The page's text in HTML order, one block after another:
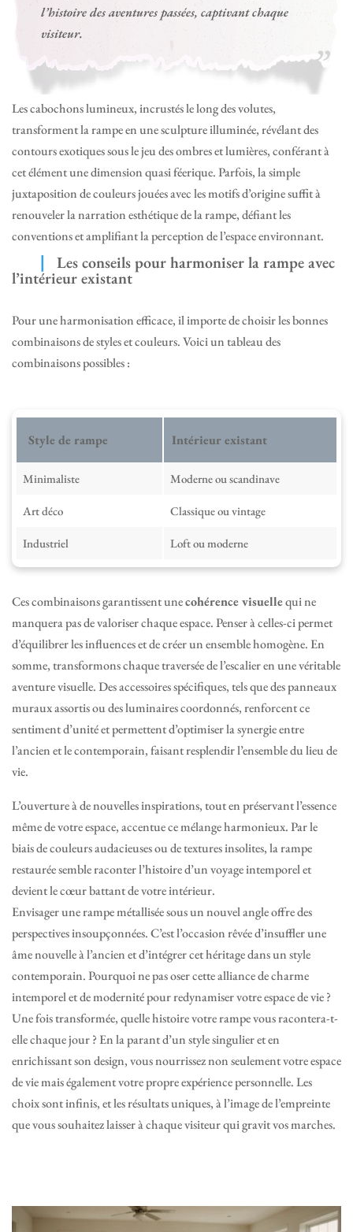
l’histoire des aventures passées, captivant chaque
visiteur.
Les cabochons lumineux, incrustés le long des volutes,
transforment la rampe en une sculpture illuminée, révélant des
contours exotiques sous le jeu des ombres et lumières, conférant à
cet élément une dimension quasi féerique. Parfois, la simple
juxtaposition de couleurs jouées avec les motifs d’origine suffit à
renouveler la narration esthétique de la rampe, défiant les
conventions et amplifiant la perception de l’espace environnant.
Les conseils pour harmoniser la rampe avec
l’intérieur existant
Pour une harmonisation efficace, il importe de choisir les bonnes
combinaisons de styles et couleurs. Voici un tableau des
combinaisons possibles :
Style de rampe Intérieur existant
Minimaliste Moderne ou scandinave
Art déco Classique ou vintage
Industriel Loft ou moderne
Ces combinaisons garantissent unecohérence visuellequi ne
manquera pas de valoriser chaque espace. Penser à celles-ci permet
d’équilibrer les influences et de créer un ensemble homogène. En
somme, transformons chaque traversée de l’escalier en une véritable
aventure visuelle. Des accessoires spécifiques, tels que des panneaux
muraux assortis ou des luminaires coordonnés, renforcent ce
sentiment d’unité et permettent d’optimiser la synergie entre
l’ancien et le contemporain, faisant resplendir l’ensemble du lieu de
vie.
L’ouverture à de nouvelles inspirations, tout en préservant l’essence
même de votre espace, accentue ce mélange harmonieux. Par le
biais de couleurs audacieuses ou de textures insolites, la rampe
restaurée semble raconter l’histoire d’un voyage intemporel et
devient le cœur battant de votre intérieur.
Envisager une rampe métallisée sous un nouvel angle offre des
perspectives insoupçonnées. C’est l’occasion rêvée d’insuffler une
âme nouvelle à l’ancien et d’intégrer cet héritage dans un style
contemporain. Pourquoi ne pas oser cette alliance de charme
intemporel et de modernité pour redynamiser votre espace de vie ?
Une fois transformée, quelle histoire votre rampe vous racontera-t-
elle chaque jour ? En la parant d’un style singulier et en
enrichissant son design, vous nourrissez non seulement votre espace
de vie mais également votre propre expérience personnelle. Les
choix sont infinis, et les résultats uniques, à l’image de l’empreinte
que vous souhaitez laisser à chaque visiteur qui gravit vos marches.